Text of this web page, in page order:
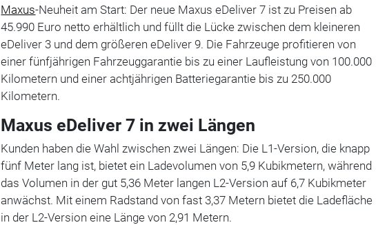
Maxus-Neuheit am Start: Der neue Maxus eDeliver 7 ist zu Preisen ab
45.990 Euro netto erhältlich und füllt die Lücke zwischen dem kleineren
eDeliver 3 und dem größeren eDeliver 9. Die Fahrzeuge profitieren von
einer fünfjährigen Fahrzeuggarantie bis zu einer Laufleistung von 100.000
Kilometern und einer achtjährigen Batteriegarantie bis zu 250.000
Kilometern.
Maxus eDeliver 7 in zwei Längen
Kunden haben die Wahl zwischen zwei Längen: Die L1-Version, die knapp
fünf Meter lang ist, bietet ein Ladevolumen von 5,9 Kubikmetern, während
das Volumen in der gut 5,36 Meter langen L2-Version auf 6,7 Kubikmeter
anwächst. Mit einem Radstand von fast 3,37 Metern bietet die Ladefläche
in der L2-Version eine Länge von 2,91 Metern.